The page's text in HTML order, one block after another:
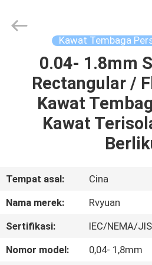
RUMAH
PRODUK
TENTANG
KITA
WISATA
PABRIK
Material
Co,.Ltd.
Kawat Tembaga
0.04- 1.8mm
Rectangular /
Kawat
Kawat
Tempat asal:
Cina
Nama merek:
Rvyuan
Sertifikasi:
IEC/NEMA/
Nomor model:
0,04- 1,8mm